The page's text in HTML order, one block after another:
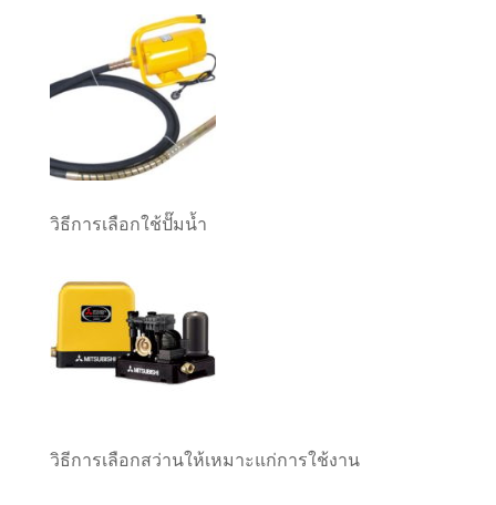
วิธีการเลือกใช้ปั๊มน้ำ
วิธีการเลือกสว่านให้เหมาะแก่การใช้งาน